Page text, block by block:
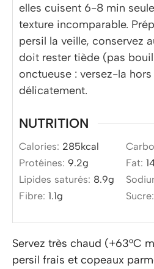
elles cuisent 6-8 min
texture incomparable.
persil la veille, conservez
doit rester tiède (pas
onctueuse : versez-la
délicatement.
NUTRITION
Calories: 285kcal
Protéines: 9.2g Fat:
Lipides saturés: 8.9g
Fibre: 1.1g Sucre:
Servez très chaud (+63°C
persil frais et copeaux